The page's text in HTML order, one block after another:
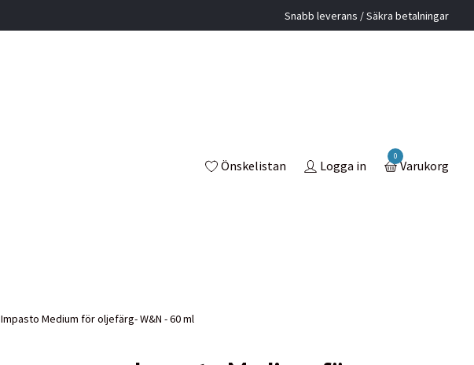
Snabb leverans / Säkra betalningar
Önskelistan Logga in
0
Varukorg
Impasto Medium för oljefärg- W&N - 60 ml